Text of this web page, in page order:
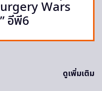
Wars
อีพี6
ดูเพิ่มเติม